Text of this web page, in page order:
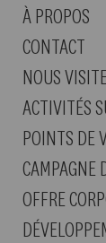
À PROPOS
CONTACT
NOUS
ACTIVITÉS
POINTS DE
CAMPAGNE
OFFRE